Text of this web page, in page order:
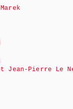
Jean-Pierre Le